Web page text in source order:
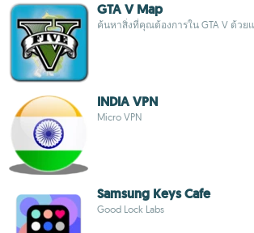
GTA V Map
ค้นหาสิ่งที่คุณต้องการใน GTA V ด้วย
INDIA VPN
Micro VPN
Samsung Keys Cafe
Good Lock Labs